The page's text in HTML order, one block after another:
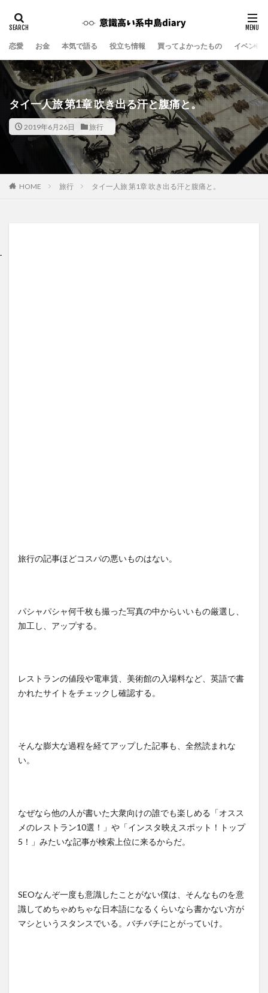
恋愛 お金 本気で語る 役立ち情報 買ってよかったもの イベント
タイ一人旅 第1章 吹き出る汗と腹痛と。
2019年6月26日 旅行
HOME 旅行 タイ一人旅 第1章 吹き出る汗と腹痛と。
旅行の記事ほどコスパの悪いものはない。
パシャパシャ何千枚も撮った写真の中からいいもの厳選し、
加工し、アップする。
レストランの値段や電車賃、美術館の入場料など、英語で書
かれたサイトをチェックし確認する。
そんな膨大な過程を経てアップした記事も、全然読まれな
い。
なぜなら他の人が書いた大衆向けの誰でも楽しめる「オスス
メのレストラン10選！」や「インスタ映えスポット！トップ
5！」みたいな記事が検索上位に来るからだ。
SEOなんぞ一度も意識したことがない僕は、そんなものを意
識してめちゃめちゃな日本語になるくらいなら書かない方が
マシというスタンスでいる。バチバチにとがっていけ。